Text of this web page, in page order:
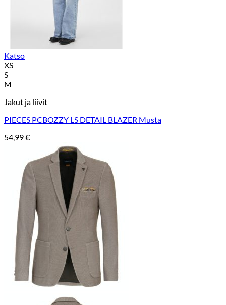
Katso
XS
S
M
Jakut ja liivit
PIECES PCBOZZY LS DETAIL BLAZER Musta
54,99€